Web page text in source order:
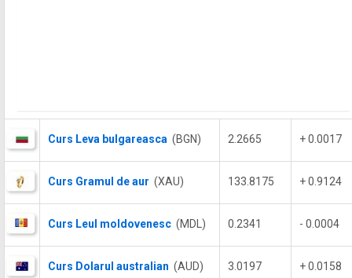
Curs Leva bulgareasca (BGN) 2.2665 + 0.0017
Curs Gramul de aur (XAU) 133.8175 + 0.9124
Curs Leul moldovenesc (MDL) 0.2341 - 0.0004
Curs Dolarul australian (AUD) 3.0197 + 0.0158